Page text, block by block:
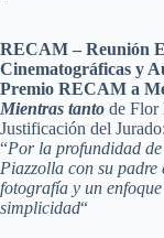
RECAM – Reunión
Cinematográficas y
Premio RECAM a
Mientras tanto de Flor
Justificación del Jurado:
“Por la profundidad
Piazzolla con su
fotografía y un
simplicidad“